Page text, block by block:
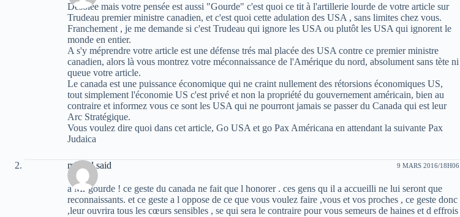
Désolée mais votre pensée est aussi "Gourde" c'est quoi ce tit à l'artillerie lourde de votre article sur
Trudeau premier ministre canadien, et c'est quoi cette adulation des USA , sans limites chez vous.
Franchement , je me demande si c'est Trudeau qui ignore les USA ou plutôt les USA qui ignorent le
monde en entier.
A s'y méprendre votre article est une défense trés mal placée des USA contre ce premier ministre
canadien, alors là vous montrez votre méconnaissance de l'Amérique du nord, absolument sans tète ni
queue votre article.
Le canada est une puissance économique qui ne craint nullement des rétorsions économiques US,
tout simplement l'économie US c'est privé et non la propriété du gouvernement américain, bien au
contraire et informez vous ce sont les USA qui ne pourront jamais se passer du Canada qui est leur
Arc Stratégique.
Vous voulez dire quoi dans cet article, Go USA et go Pax Américana en attendant la suivante Pax
Judaica
mhand said 9 MARS 2016/18H06
a Mr gourde ! ce geste du canada ne fait que l honorer . ces gens qu il a accueilli ne lui seront que
reconnaissants. et ce geste a l oppose de ce que vous voulez faire ,vous et vos proches , ce geste donc
,leur ouvrira tous les cœurs sensibles , se qui sera le contraire pour vous semeurs de haines et d effrois